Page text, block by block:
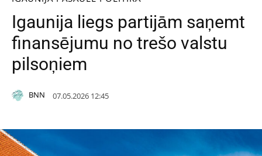
Igaunija liegs partijām saņemt
finansējumu no trešo valstu
pilsoņiem
BNN 07.05.2026 12:45